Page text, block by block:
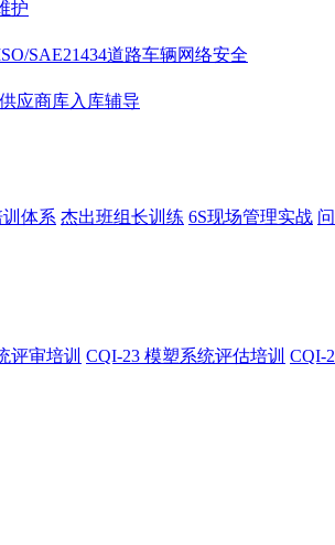
护
SAE21434道路车辆网络安全
应商库入库辅导
体系 杰出班组长训练 6S现场管理实战
评审培训 CQI-23 模塑系统评估培训 CQI-